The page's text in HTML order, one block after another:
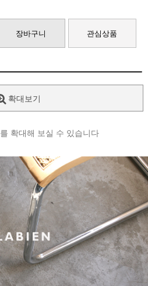
장바구니 관심상품
확대보기
확대해 보실 수 있습니다